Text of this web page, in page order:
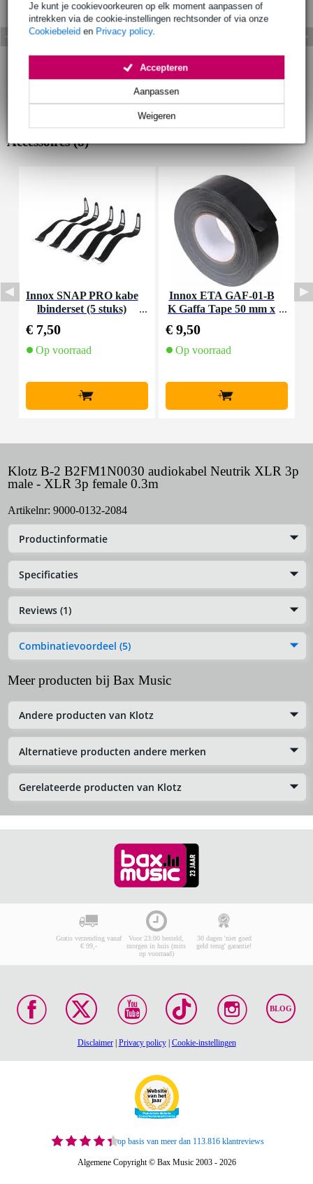
Je kunt je cookievoorkeuren op elk moment aanpassen of
intrekken via de cookie-instellingen rechtsonder of via onze
Cookiebeleid en Privacy policy.
Weigeren
Aanpassen
Accepteren
Accessoires (8)
Innox SNAP PRO kabe
lbinderset (5 stuks)
€ 7,50
Op voorraad
+
Innox ETA GAF-01-B
K Gaffa Tape 50 mm x
€ 9,50
Op voorraad
+
Klotz B-2 B2FM1N0030 audiokabel Neutrik XLR 3p
male - XLR 3p female 0.3m
Artikelnr: 9000-0132-2084
Productinformatie
Specificaties
Reviews (1)
Combinatievoordeel (5)
Meer producten bij Bax Music
Andere producten van Klotz
Alternatieve producten andere merken
Gerelateerde producten van Klotz
Gratis verzending vanaf
€ 99,-
Voor 23:00 besteld,
morgen in huis (mits
op voorraad)
30 dagen 'niet goed
geld terug' garantie!
BLOG
Disclaimer| Privacy policy| Cookie-instellingen
op basis van meer dan 113.816 klantreviews
Algemene Copyright © Bax Music 2003 - 2026